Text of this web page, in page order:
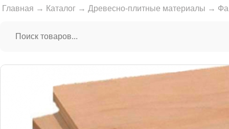
Главная → Каталог → Древесно-плитные материалы →